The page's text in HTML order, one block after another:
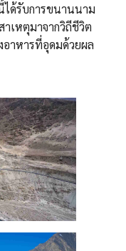
ได้รับการขนานนาม
เหตุมาจากวิถีชีวิต
าหารที่อุดมด้วยผล